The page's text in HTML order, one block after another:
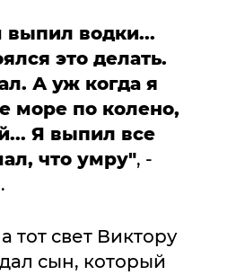
выпил водки...
это делать.
А уж когда я
море по колено,
Я выпил все
что умру", -
тот свет Виктору
сын, который